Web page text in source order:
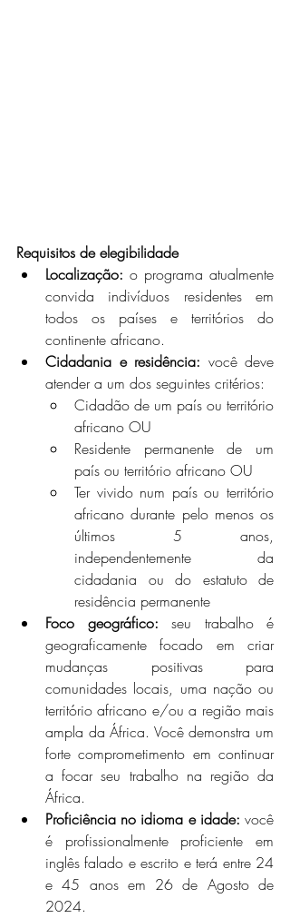
Requisitos de elegibilidade
Localização: o programa atualmente
convida indivíduos residentes em
todos os países e territórios do
continente africano.
Cidadania e residência: você deve
atender a um dos seguintes critérios:
Cidadão de um país ou território
africano OU
Residente permanente de um
país ou território africano OU
Ter vivido num país ou território
africano durante pelo menos os
últimos 5 anos,
independentemente da
cidadania ou do estatuto de
residência permanente
Foco geográfico: seu trabalho é
geograficamente focado em criar
mudanças positivas para
comunidades locais, uma nação ou
território africano e/ou a região mais
ampla da África. Você demonstra um
forte comprometimento em continuar
a focar seu trabalho na região da
África.
Proficiência no idioma e idade: você
é profissionalmente proficiente em
inglês falado e escrito e terá entre 24
e 45 anos em 26 de Agosto de
2024.